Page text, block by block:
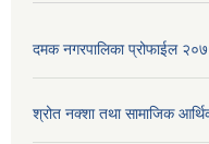
दमक नगरपालिका प्रोफाईल
श्रोत नक्शा तथा सामाजिक